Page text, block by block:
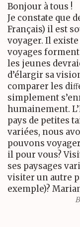
Bonjour à tous !
Je constate que
Français) il est
voyager. Il
voyages
les jeunes
d’élargir sa
comparer les
simplement
humainement.
pays de petites
variées, nous
pouvons
il pour vous?
ses paysages
visiter un autre
exemple)?